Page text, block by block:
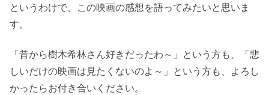
というわけで、この映画の感想を語ってみたいと思いま
す。
「昔から樹木希林さん好きだったわ～」という方も、「悲
しいだけの映画は見たくないのよ～」という方も、よろし
かったらお付き合いください。